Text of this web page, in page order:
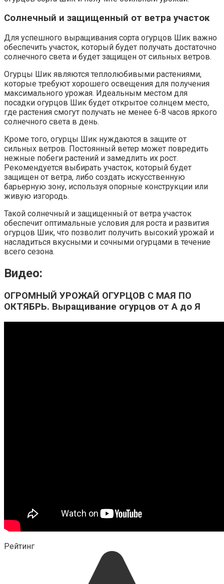
Солнечный и защищенный от ветра участок
Для успешного выращивания сорта огурцов Шик важно
обеспечить участок, который будет получать достаточно
солнечного света и будет защищен от сильных ветров.
Огурцы Шик являются теплолюбивыми растениями,
которые требуют хорошего освещения для получения
максимального урожая. Идеальным местом для
посадки огурцов Шик будет открытое солнцем место,
где растения смогут получать не менее 6-8 часов яркого
солнечного света в день.
Кроме того, огурцы Шик нуждаются в защите от
сильных ветров. Постоянный ветер может повредить
нежные побеги растений и замедлить их рост.
Рекомендуется выбирать участок, который будет
защищен от ветра, либо создать искусственную
барьерную зону, используя опорные конструкции или
живую изгородь.
Такой солнечный и защищенный от ветра участок
обеспечит оптимальные условия для роста и развития
огурцов Шик, что позволит получить высокий урожай и
насладиться вкусными и сочными огурцами в течение
всего сезона.
Видео:
ОГРОМНЫЙ УРОЖАЙ ОГУРЦОВ С МАЯ ПО
ОКТЯБРЬ. Выращивание огурцов от А до Я
Рейтинг